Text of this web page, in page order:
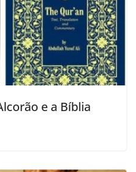
e a Bíblia